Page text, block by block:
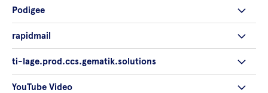
Podigee
rapidmail
ti-lage.prod.ccs.gematik.solutions
YouTube Video